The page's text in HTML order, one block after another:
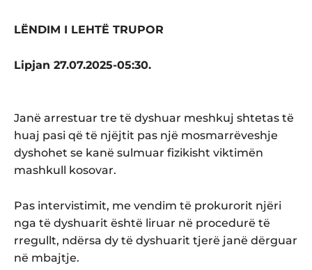
LËNDIM I LEHTË TRUPOR
Lipjan 27.07.2025-05:30.
Janë arrestuar tre të dyshuar meshkuj shtetas të
huaj pasi që të njëjtit pas një mosmarrëveshje
dyshohet se kanë sulmuar fizikisht viktimën
mashkull kosovar.
Pas intervistimit, me vendim të prokurorit njëri
nga të dyshuarit është liruar në procedurë të
rregullt, ndërsa dy të dyshuarit tjerë janë dërguar
në mbajtje.